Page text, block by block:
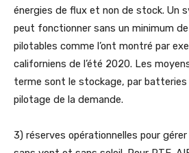
énergies de flux et non de stock. Un
peut fonctionner sans un minimum de
pilotables comme l’ont montré par
californiens de l’été 2020. Les
terme sont le stockage, par batteries
pilotage de la demande.
3) réserves opérationnelles pour